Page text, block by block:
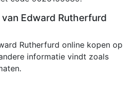
Edward Rutherfurd
Rutherfurd online kopen op
informatie vindt zoals